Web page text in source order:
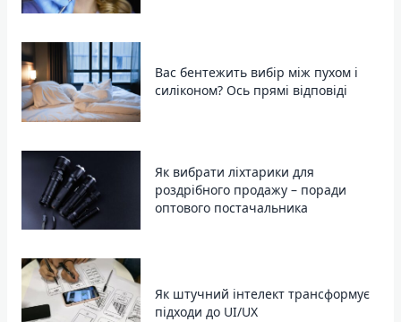
Вас бентежить вибір між пухом і
силіконом? Ось прямі відповіді
Як вибрати ліхтарики для
роздрібного продажу – поради
оптового постачальника
Як штучний інтелект трансформує
підходи до UI/UX